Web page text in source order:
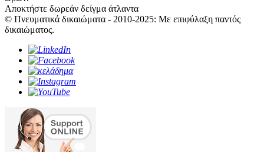
Αποκτήστε δωρεάν δείγμα άτλαντα
© Πνευματικά δικαιώματα - 2010-2025: Με επιφύλαξη παντός
δικαιώματος.